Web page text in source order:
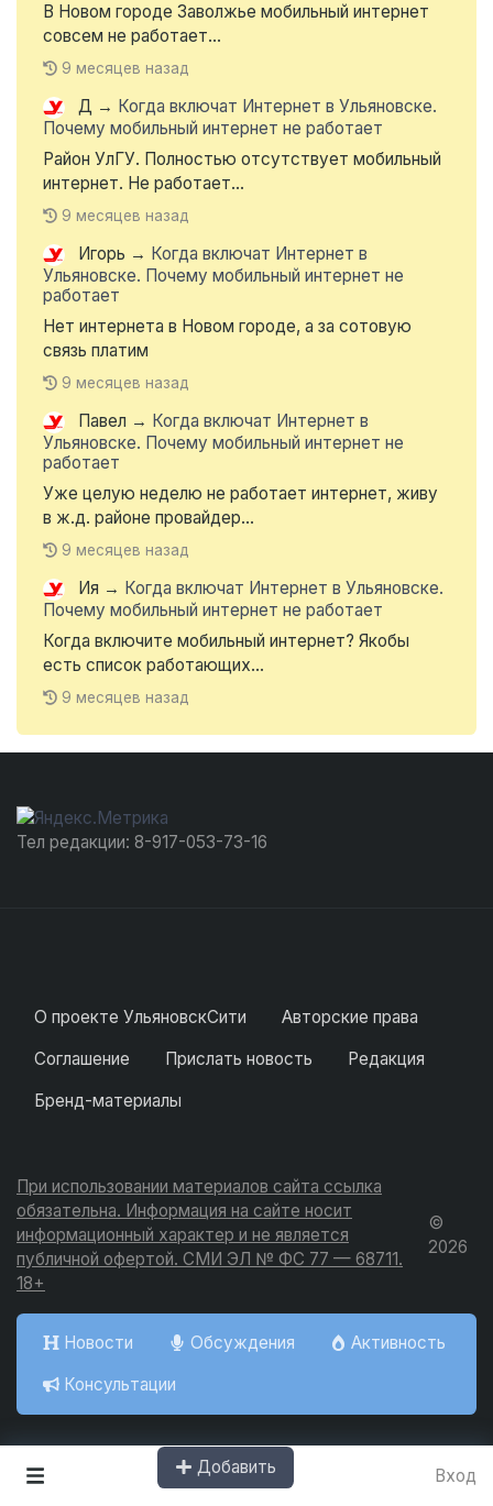
В Новом городе Заволжье мобильный интернет
совсем не работает...
9 месяцев назад
Д → Когда включат Интернет в Ульяновске.
Почему мобильный интернет не работает
Район УлГУ. Полностью отсутствует мобильный
интернет. Не работает...
9 месяцев назад
Игорь → Когда включат Интернет в
Ульяновске. Почему мобильный интернет не
работает
Нет интернета в Новом городе, а за сотовую
связь платим
9 месяцев назад
Павел → Когда включат Интернет в
Ульяновске. Почему мобильный интернет не
работает
Уже целую неделю не работает интернет, живу
в ж.д. районе провайдер...
9 месяцев назад
Ия → Когда включат Интернет в Ульяновске.
Почему мобильный интернет не работает
Когда включите мобильный интернет? Якобы
есть список работающих...
9 месяцев назад
Тел редакции: 8-917-053-73-16
О проекте УльяновскСити
Авторские права
Соглашение
Прислать новость
Редакция
Бренд-материалы
При использовании материалов сайта ссылка
обязательна. Информация на сайте носит
информационный характер и не является
публичной офертой. СМИ ЭЛ № ФС 77 — 68711.
18+
©
2026
Новости Обсуждения
Активность
Консультации
Добавить Вход